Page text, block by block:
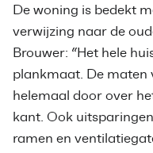
De woning is bedekt
verwijzing naar de
Brouwer: “Het hele
plankmaat. De maten
helemaal door over
kant. Ook
ramen en